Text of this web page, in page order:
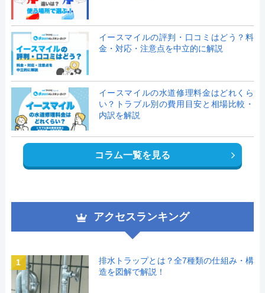
イースマイルの評判・口コミはどう？料
金・対応・注意点を中立的に解説
イースマイルの水道修理料金はどれくら
い？トラブル別の費用目安と相場比較・
内訳を解説
コラム一覧を見る
アクセスランキング
1
排水トラップとは？全7種類の仕組み・構
造を図解で解説！